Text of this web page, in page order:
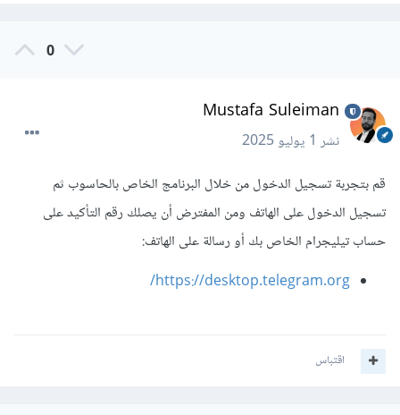
0
Mustafa Suleiman
نشر1 يوليو 2025
قم بتجربة تسجيل الدخول من خلال البرنامج الخاص بالحاسوب ثم
تسجيل الدخول على الهاتف ومن المفترض أن يصلك رقم التأكيد على
حساب تيليجرام الخاص بك أو رسالة على الهاتف:
https://desktop.telegram.org/
اقتباس